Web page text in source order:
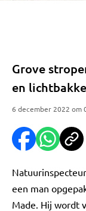
Grove
en
6 december 2022 om
een man
Made. Hij wordt